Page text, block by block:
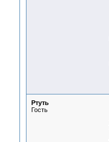
Ртуть
Гость